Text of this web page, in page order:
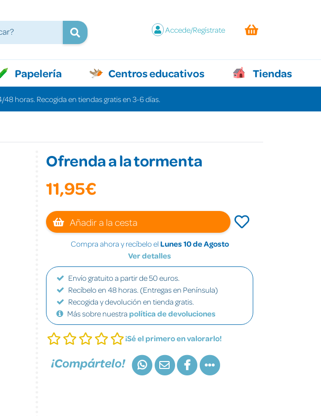
Accede/Regístrate
Papelería Centros educativos Tiendas
horas. Recogida en tiendas gratis en 3-6 días.
Ofrenda a la tormenta
11,95€
Añadir a la cesta
Compra ahora y recíbelo el Lunes 10 de Agosto
Ver detalles
Envío gratuito a partir de 50 euros.
Recíbelo en 48 horas. (Entregas en Península)
Recogida y devolución en tienda gratis.
Más sobre nuestra política de devoluciones
¡Sé el primero en valorarlo!
¡Compártelo!